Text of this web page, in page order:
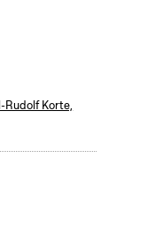
Rudolf Korte,